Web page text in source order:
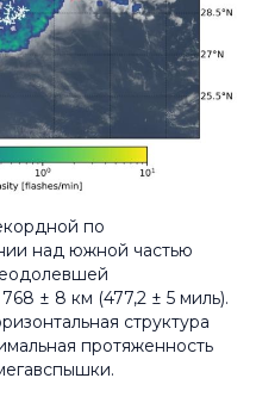
по
над южной частью
± 8 км (477,2 ± 5 миль).
структура
протяженность